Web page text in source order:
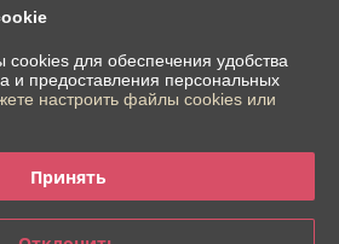
ИП Шостак Александр Андреевич
д.16
591874676
исполком
для обеспечения удобства
и предоставления персональных
настроить файлы cookies или
Принять